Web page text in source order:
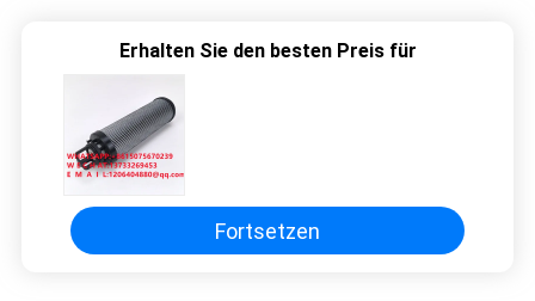
Erhalten Sie den besten Preis für
Fortsetzen